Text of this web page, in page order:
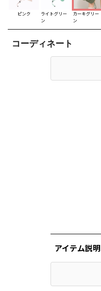
ピンク
ライトグリー
ン
カーキグリー
ン
コーディネート
アイテム説明